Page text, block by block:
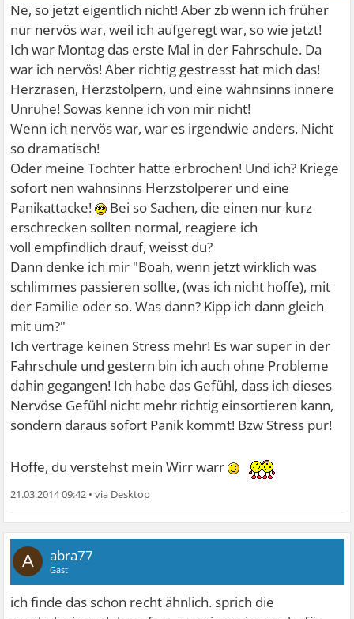
Ne, so jetzt eigentlich nicht! Aber zb wenn ich früher
nur nervös war, weil ich aufgeregt war, so wie jetzt!
Ich war Montag das erste Mal in der Fahrschule. Da
war ich nervös! Aber richtig gestresst hat mich das!
Herzrasen, Herzstolpern, und eine wahnsinns innere
Unruhe! Sowas kenne ich von mir nicht!
Wenn ich nervös war, war es irgendwie anders. Nicht
so dramatisch!
Oder meine Tochter hatte erbrochen! Und ich? Kriege
sofort nen wahnsinns Herzstolperer und eine
Panikattacke!
Bei so Sachen, die einen nur kurz
erschrecken sollten normal, reagiere ich
voll empfindlich drauf, weisst du?
Dann denke ich mir "Boah, wenn jetzt wirklich was
schlimmes passieren sollte, (was ich nicht hoffe), mit
der Familie oder so. Was dann? Kipp ich dann gleich
mit um?"
Ich vertrage keinen Stress mehr! Es war super in der
Fahrschule und gestern bin ich auch ohne Probleme
dahin gegangen! Ich habe das Gefühl, dass ich dieses
Nervöse Gefühl nicht mehr richtig einsortieren kann,
sondern daraus sofort Panik kommt! Bzw Stress pur!
Hoffe, du verstehst mein Wirr warr
21.03.2014 09:42 •
A abra77
Gast
ich finde das schon recht ähnlich. sprich die